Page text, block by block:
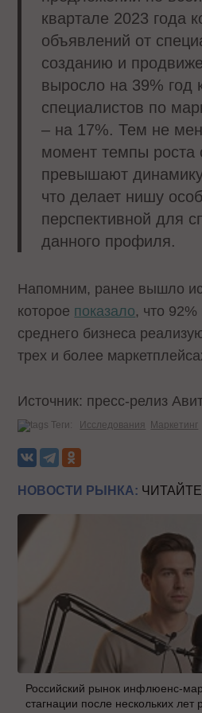
квартале 2023 года
объявлений от
созданию и
выросло на 39% год
специалистов по
– на 17%. Тем не
момент темпы роста
превышают
что делает нишу
перспективной для
данного профиля.
Напомним, ранее вышло
которое показало, что
среднего бизнеса
трех и более
Источник: пресс-релиз
Теги: Исследования Маркетинг
НОВОСТИ РЫНКА:
Российский рынок инфлюенс-
стагнации после нескольких лет